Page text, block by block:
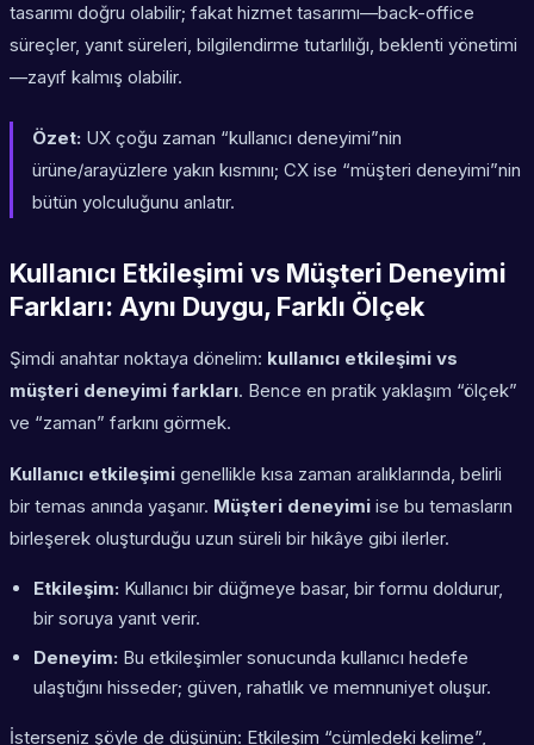
tasarımı doğru olabilir; fakat hizmet tasarımı—back-office
süreçler, yanıt süreleri, bilgilendirme tutarlılığı, beklenti yönetimi
—zayıf kalmış olabilir.
Özet: UX çoğu zaman “kullanıcı deneyimi”nin
ürüne/arayüzlere yakın kısmını; CX ise “müşteri deneyimi”nin
bütün yolculuğunu anlatır.
Kullanıcı Etkileşimi vs Müşteri Deneyimi
Farkları: Aynı Duygu, Farklı Ölçek
Şimdi anahtar noktaya dönelim: kullanıcı etkileşimi vs
müşteri deneyimi farkları. Bence en pratik yaklaşım “ölçek”
ve “zaman” farkını görmek.
Kullanıcı etkileşimi genellikle kısa zaman aralıklarında, belirli
bir temas anında yaşanır. Müşteri deneyimi ise bu temasların
birleşerek oluşturduğu uzun süreli bir hikâye gibi ilerler.
Etkileşim: Kullanıcı bir düğmeye basar, bir formu doldurur,
bir soruya yanıt verir.
Deneyim: Bu etkileşimler sonucunda kullanıcı hedefe
ulaştığını hisseder; güven, rahatlık ve memnuniyet oluşur.
İsterseniz şöyle de düşünün: Etkileşim “cümledeki kelime”,